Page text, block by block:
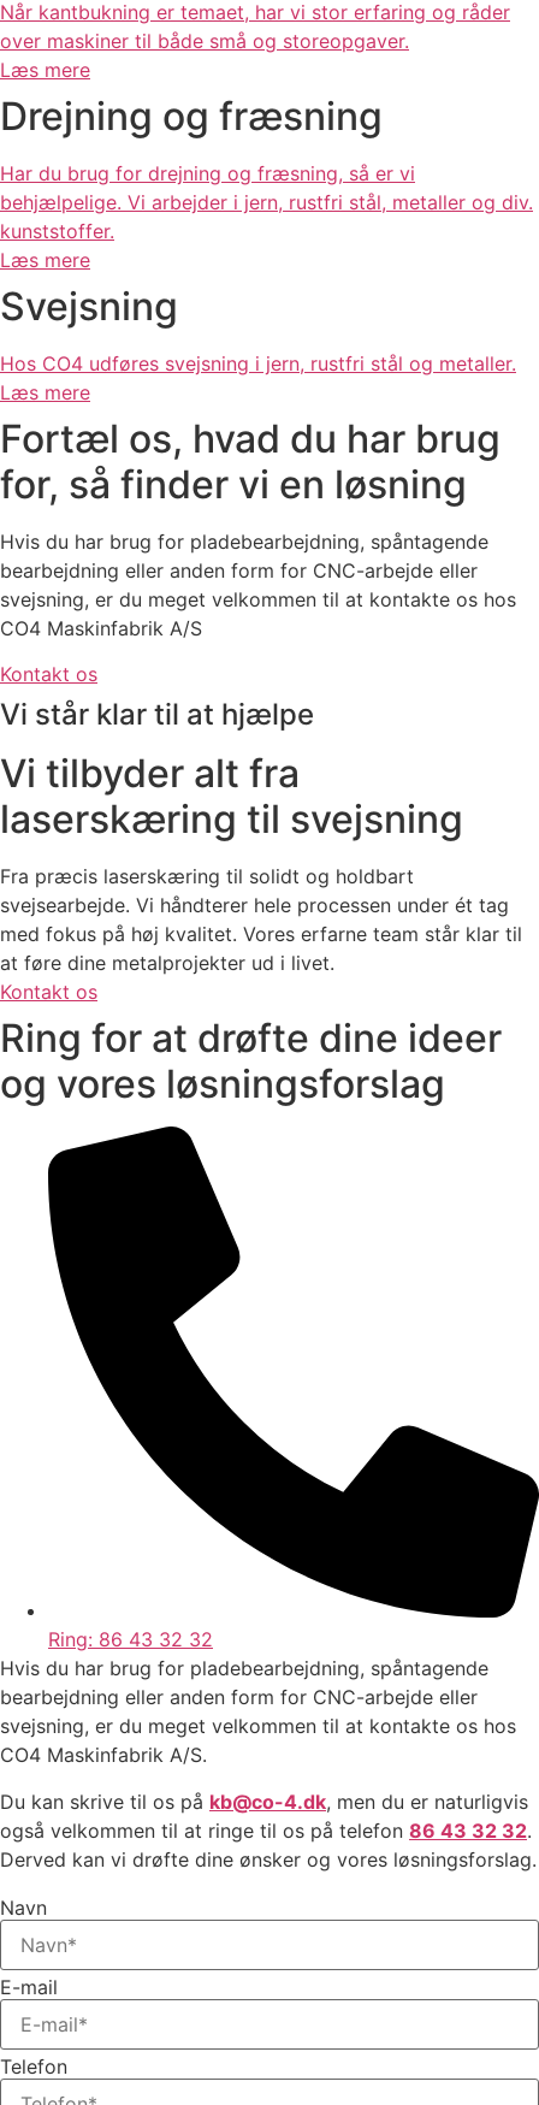
Når kantbukning er temaet, har vi stor erfaring og råder
over maskiner til både små og store​opgaver.​​
Læs mere
Drejning og fræsning
Har du brug for drejning og fræsning, så er vi
behjælpelige. Vi arbejder i jern, rustfri stål, metaller og div.
kunststoffer.
Læs mere
Svejsning
Hos CO4 udføres svejsning i jern, rustfri stål og metaller.
Læs mere
Fortæl os, hvad du har brug
for, så finder vi en løsning
Hvis du har brug for pladebearbejdning, spåntagende
bearbejdning eller anden form for CNC-arbejde eller
svejsning, er du meget velkommen til at kontakte os hos
CO4 Maskinfabrik A/S
Kontakt os
Vi står klar til at hjælpe
Vi tilbyder alt fra
laserskæring til svejsning
Fra præcis laserskæring til solidt og holdbart
svejsearbejde. Vi håndterer hele processen under ét tag
med fokus på høj kvalitet. Vores erfarne team står klar til
at føre dine metalprojekter ud i livet.
Kontakt os
Ring for at drøfte dine ideer
og vores løsningsforslag
Ring: 86 43 32 32
Hvis du har brug for pladebearbejdning, spåntagende
bearbejdning eller anden form for CNC-arbejde eller
svejsning, er du meget velkommen til at kontakte os hos
CO4 Maskinfabrik A/S.
Du kan skrive til os på kb@co-4.dk, men du er naturligvis
også velkommen til at ringe til os på telefon 86 43 32 32.
Derved kan vi drøfte dine ønsker og vores løsningsforslag.​
Navn
E-mail
Telefon